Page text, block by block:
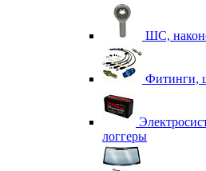
ШС,
Фитинги,
логгеры